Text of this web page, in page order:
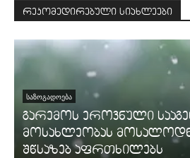
რეკომედირებული სიახლეები
ᲡᲐᲖᲝᲒᲐᲓᲝᲔᲑᲐ
გარემოს ეროვნული
მოსახლეობას
შწსაზებ აფრთხილებს